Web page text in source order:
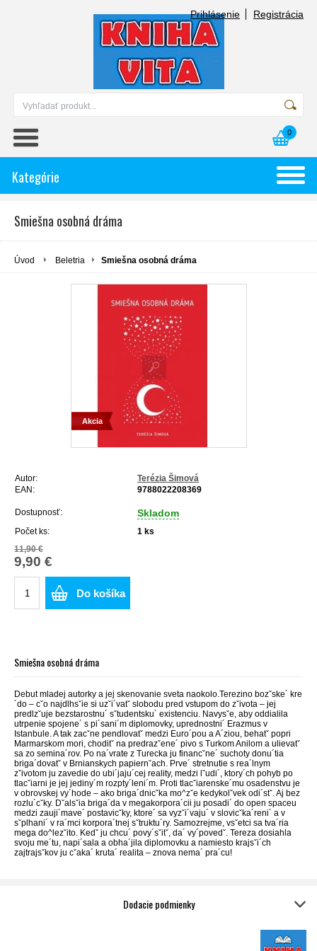
Prihlásenie Registrácia
0
Kategórie
Smiešna osobná dráma
Úvod Beletria Smiešna osobná dráma
Akcia
Autor:
Terézia Šimová
EAN:
9788022208369
Dostupnosť: Skladom
Počet ks: 1 ks
11,90 €
9,90 €
Do košíka
Smiešna osobná dráma
Debut mladej autorky a jej skenovanie sveta naokolo.Terezino bozˇske´ kre
´do – cˇo najdlhsˇie si uzˇi´vatˇ slobodu pred vstupom do zˇivota – jej
predlzˇuje bezstarostnu´ sˇtudentsku´ existenciu. Navysˇe, aby oddialila
utrpenie spojene´ s pi´sani´m diplomovky, uprednostni´ Erazmus v
Istanbule. A tak zacˇne pendlovatˇ medzi Euro´pou a A´ziou, behatˇ popri
Marmarskom mori, choditˇ na predrazˇene´ pivo s Turkom Anilom a ulievatˇ
sa zo semina´rov. Po na´vrate z Turecka ju financˇne´ suchoty donu´tia
briga´dovatˇ v Brnianskych papiernˇach. Prve´ stretnutie s rea´lnym
zˇivotom ju zavedie do ubi´jaju´cej reality, medzi lˇudi´, ktory´ch pohyb po
tlacˇiarni je jej jediny´m rozpty´leni´m. Proti tlacˇiarenske´mu osadenstvu je
v obrovskej vy´hode – ako briga´dnicˇka mo^zˇe kedykolˇvek odi´stˇ. Aj bez
rozlu´cˇky. Dˇalsˇia briga´da v megakorpora´cii ju posadi´ do open spaceu
medzi zauji´mave´ postavicˇky, ktore´ sa vyzˇi´vaju´ v slovicˇka´reni´ a v
sˇplhani´ v ra´mci korpora´tnej sˇtruktu´ry. Samozrejme, vsˇetci sa tva´ria
mega do^lezˇito. Kedˇ ju chcu´ povy´sˇitˇ, da´ vy´povedˇ. Tereza dosiahla
svoju me´tu, napi´sala a obha´jila diplomovku a namiesto krajsˇi´ch
zajtrajsˇkov ju cˇaka´ kruta´ realita – znova nema´ pra´cu!
Dodacie podmienky